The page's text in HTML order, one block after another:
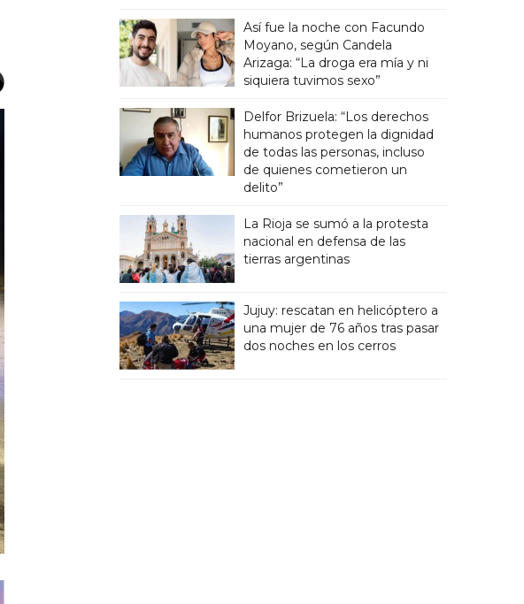
Así fue la noche con Facundo
Moyano, según Candela
Arizaga: “La droga era mía y ni
siquiera tuvimos sexo”
Delfor Brizuela: “Los derechos
humanos protegen la dignidad
de todas las personas, incluso
de quienes cometieron un
delito”
La Rioja se sumó a la protesta
nacional en defensa de las
tierras argentinas
Jujuy: rescatan en helicóptero a
una mujer de 76 años tras pasar
dos noches en los cerros